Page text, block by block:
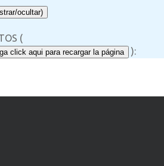
ocultar)
(
click aqui para recargar la página ):